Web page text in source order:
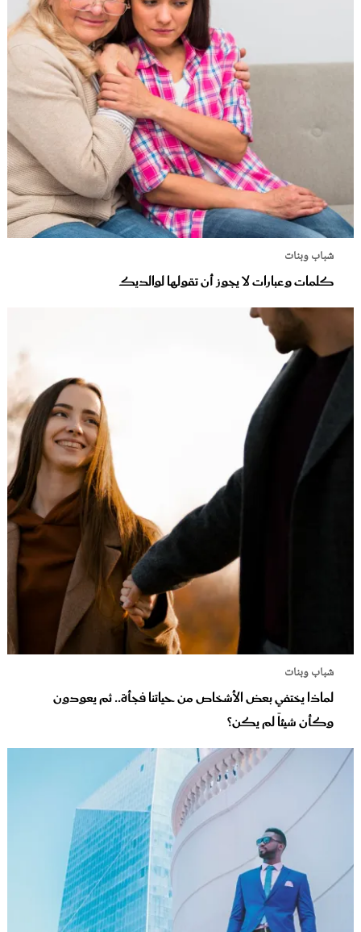
شباب وبنات
كلمات وعبارات لا يجوز أن تقولها لوالديك
شباب وبنات
لماذا يختفي بعض الأشخاص من حياتنا فجأة.. ثم يعودون
وكأن شيئاً لم يكن؟